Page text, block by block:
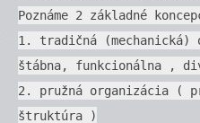
Poznáme 2 základné
1. tradičná
štábna, funkcionálna ,
2. pružná organizácia (
štruktúra )